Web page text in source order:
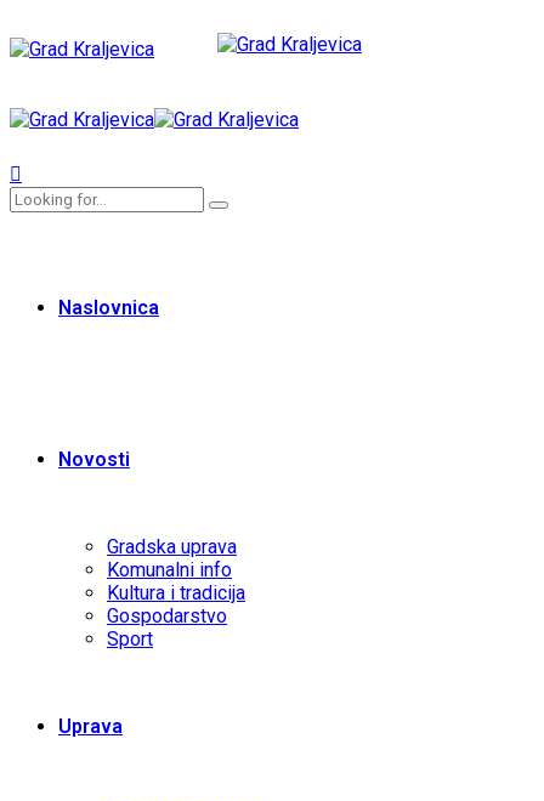
Naslovnica
Novosti
Gradska uprava
Komunalni info
Kultura i tradicija
Gospodarstvo
Sport
Uprava